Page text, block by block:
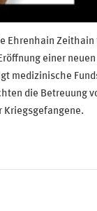
Ehrenhain Zeithain
einer
medizinische
die Betreuung
Kriegsgefangene.